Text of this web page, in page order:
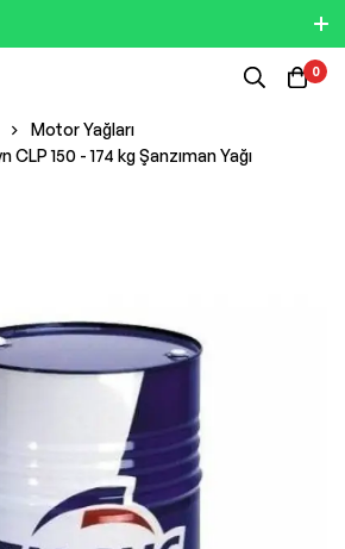
0
Motor Yağları
CLP 150 - 174 kg Şanzıman Yağı